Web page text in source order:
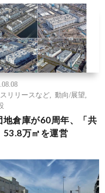
リリースなど
動向/展望
地倉庫が60周年、「共
53.8万㎡を運営